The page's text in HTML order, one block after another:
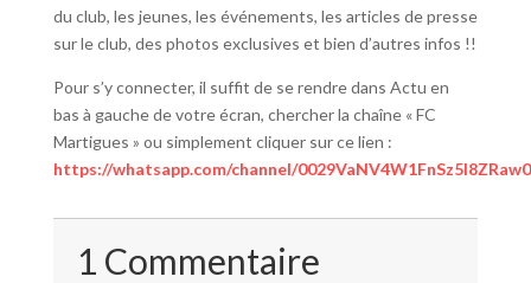
du club, les jeunes, les événements, les articles de presse
sur le club, des photos exclusives et bien d’autres infos !!
Pour s’y connecter, il suffit de se rendre dans Actu en
bas à gauche de votre écran, chercher la chaîne « FC
Martigues » ou simplement cliquer sur ce lien :
https://whatsapp.com/channel/
1 Commentaire